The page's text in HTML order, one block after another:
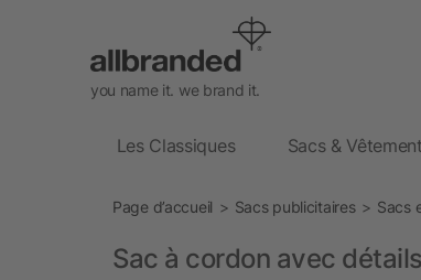
you name it. we brand it.
Les Classiques Sacs &
Page d’accueil Sacs publicitaires Sacs
Sac à cordon avec